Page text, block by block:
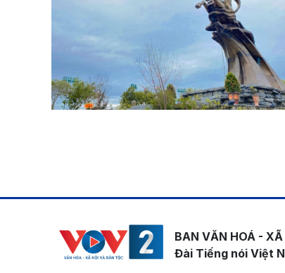
BAN VĂN HOÁ -
Đài Tiếng nói Việt